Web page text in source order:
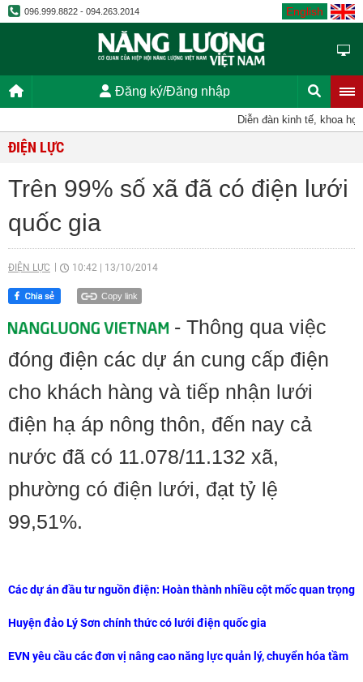
096.999.8822 - 094.263.2014 English
Đăng ký/Đăng nhập
Diễn đàn kinh tế, khoa
ĐIỆN LỰC
Trên 99% số xã đã có điện lưới
quốc gia
ĐIỆN LỰC 10:42 13/10/2014
Copy link
- Thông qua việc
đóng điện các dự án cung cấp điện
cho khách hàng và tiếp nhận lưới
điện hạ áp nông thôn, đến nay cả
nước đã có 11.078/11.132 xã,
phường có điện lưới, đạt tỷ lệ
99,51%.
Các dự án đầu tư nguồn điện: Hoàn thành nhiều cột mốc quan trọng
Huyện đảo Lý Sơn chính thức có lưới điện quốc gia
EVN yêu cầu các đơn vị nâng cao năng lực quản lý, chuyển hóa tầm